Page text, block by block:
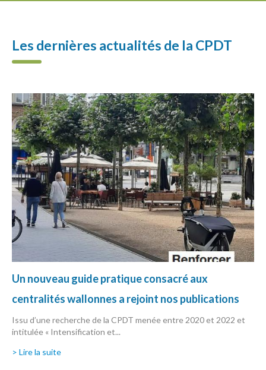
Les dernières actualités de la CPDT
Un nouveau guide pratique consacré aux
centralités wallonnes a rejoint nos publications
Issu d’une recherche de la CPDT menée entre 2020 et 2022 et
intitulée « Intensification et...
> Lire la suite